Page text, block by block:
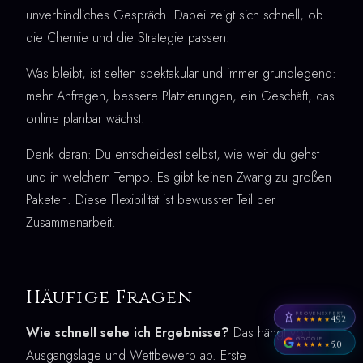
unverbindliches Gespräch. Dabei zeigt sich schnell, ob
die Chemie und die Strategie passen.
Was bleibt, ist selten spektakulär und immer grundlegend:
mehr Anfragen, bessere Platzierungen, ein Geschäft, das
online planbar wächst.
Denk daran: Du entscheidest selbst, wie weit du gehst
und in welchem Tempo. Es gibt keinen Zwang zu großen
Paketen. Diese Flexibilität ist bewusster Teil der
Zusammenarbeit.
Häufige Fragen
Wie schnell sehe ich Ergebnisse? Das hängt von
Ausgangslage und Wettbewerb ab. Erste
PROVENEXPERT
★★★★★4,92
GOOGLE
★★★★★5,0